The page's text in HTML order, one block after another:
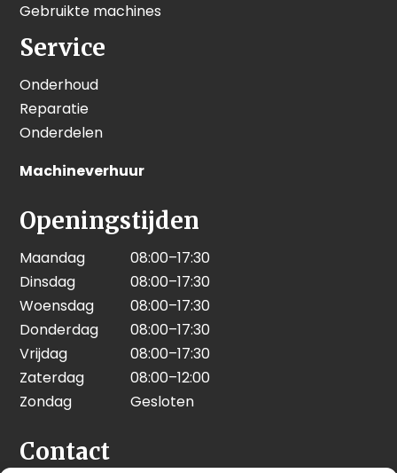
Gebruikte machines
Service
Onderhoud
Reparatie
Onderdelen
Machineverhuur
Openingstijden
Maandag
08:00–17:30
Dinsdag
08:00–17:30
Woensdag
08:00–17:30
Donderdag
08:00–17:30
Vrijdag
08:00–17:30
Zaterdag
08:00–12:00
Zondag
Gesloten
Contact